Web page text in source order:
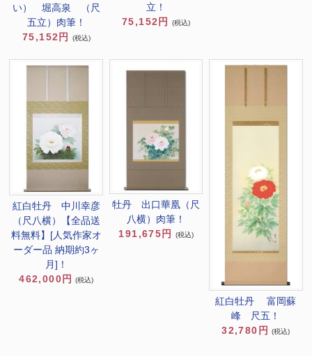
い） 堀高泉 （尺
五立）肉筆！
75,152円
(税込)
立！
75,152円
(税込)
紅白牡丹 中川幸彦
（尺八横）【全品送
料無料】[人気作家オ
ーダー品 納期約3ヶ
月]！
462,000円
(税込)
牡丹 出口華凰（尺
八横）肉筆！
191,675円
(税込)
紅白牡丹 富岡蘇
峰 尺五！
32,780円 (税込)